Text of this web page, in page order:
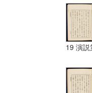
19 演説